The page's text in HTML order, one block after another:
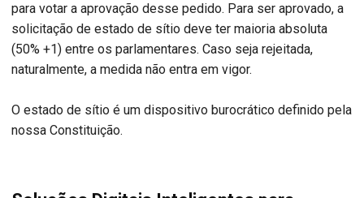
para votar a aprovação desse pedido. Para ser aprovado, a
solicitação de estado de sítio deve ter maioria absoluta
(50% +1) entre os parlamentares. Caso seja rejeitada,
naturalmente, a medida não entra em vigor.
O estado de sítio é um dispositivo burocrático definido pela
nossa Constituição.